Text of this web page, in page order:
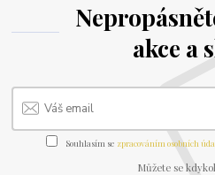
akce a
Souhlasím se zpracováním osobních
Můžete se